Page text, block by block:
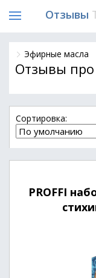
Отзывы
Эфирные масла
Отзывы про
Cортировка:
PROFFI